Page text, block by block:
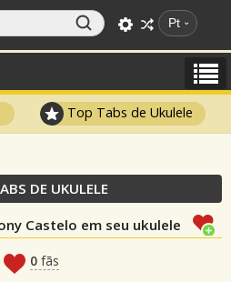
Pt
Top Tabs de Ukulele
DE UKULELE
Castelo em seu ukulele
0 fãs